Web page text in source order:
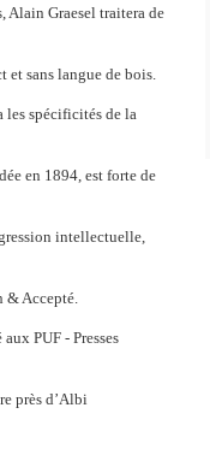
Alain Graesel traitera de
et sans langue de bois.
les spécificités de la
en 1894, est forte de
intellectuelle,
& Accepté.
PUF - Presses
près d’Albi